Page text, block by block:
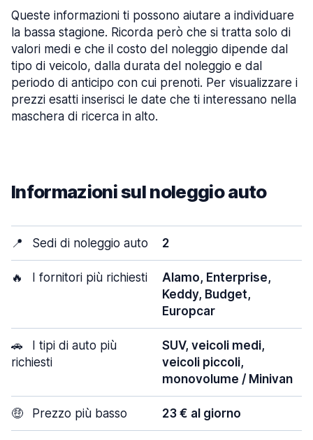
Queste informazioni ti possono aiutare a individuare
la bassa stagione. Ricorda però che si tratta solo di
valori medi e che il costo del noleggio dipende dal
tipo di veicolo, dalla durata del noleggio e dal
periodo di anticipo con cui prenoti. Per visualizzare i
prezzi esatti inserisci le date che ti interessano nella
maschera di ricerca in alto.
Informazioni sul noleggio auto
📍 Sedi di noleggio auto 2
🔥 I fornitori più richiesti
Alamo, Enterprise,
Keddy, Budget,
Europcar
🚗
I tipi di auto più
richiesti
SUV, veicoli medi,
veicoli piccoli,
monovolume / Minivan
🤑 Prezzo più basso 23 € al giorno